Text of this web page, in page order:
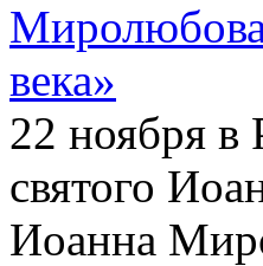
века»
22 ноября в
святого
Иоанна